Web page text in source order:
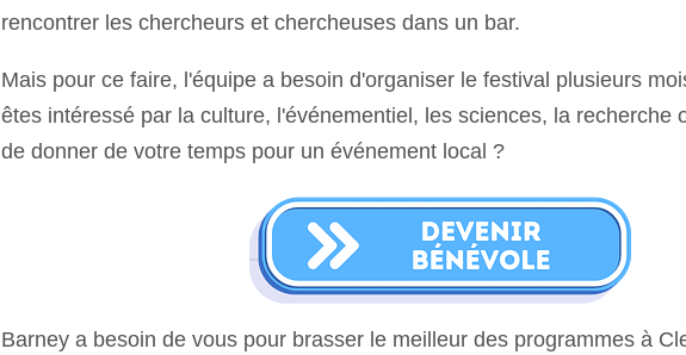
rencontrer les chercheurs et chercheuses dans un bar.
Mais pour ce faire, l'équipe a besoin d'organiser le festival plusieurs
êtes intéressé par la culture, l'événementiel, les sciences, la recherche
de donner de votre temps pour un événement local ?
Barney a besoin de vous pour brasser le meilleur des programmes à